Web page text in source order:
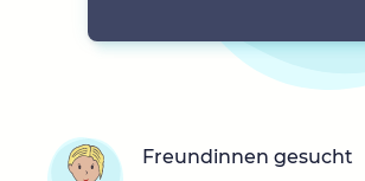
Freundinnen gesucht